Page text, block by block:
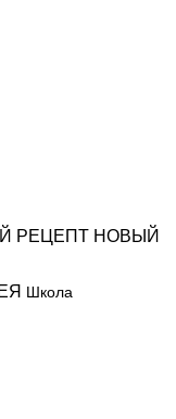
РЕЦЕПТ НОВЫЙ
Школа